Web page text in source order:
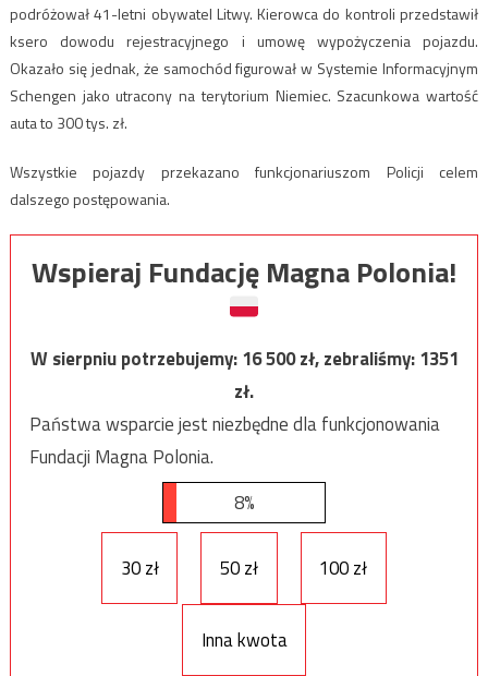
podróżował 41-letni obywatel Litwy. Kierowca do kontroli przedstawił
ksero dowodu rejestracyjnego i umowę wypożyczenia pojazdu.
Okazało się jednak, że samochód figurował w Systemie Informacyjnym
Schengen jako utracony na terytorium Niemiec. Szacunkowa wartość
auta to 300 tys. zł.
Wszystkie pojazdy przekazano funkcjonariuszom Policji celem
dalszego postępowania.
Wspieraj Fundację Magna Polonia!
W sierpniu potrzebujemy:16 500zł, zebraliśmy:1351
zł.
Państwa wsparcie jest niezbędne dla funkcjonowania
Fundacji Magna Polonia.
8%
30 zł 50 zł 100 zł
Inna kwota